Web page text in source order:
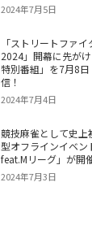
2024年7月5日
「ストリートファ
2024」開幕に先が
特別番組」を7月8
信！
2024年7月4日
競技麻雀として史上
型オフラインイベン
feat.Mリーグ」が開
2024年7月3日